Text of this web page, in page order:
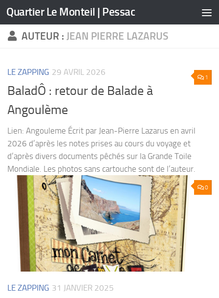
Skip to content
Quartier Le Monteil | Pessac
AUTEUR : JEAN PIERRE LAZARUS
1
LE ZAPPING 29 AVRIL 2026
BaladÔ : retour de Balade à
Angoulème
Lien: Angouleme Écrit par Jean-Pierre Lazarus en avril
2026 d’après les notes prises au cours du voyage et
d’après divers documents pêchés sur la Grande Toile
Mondiale. Les photos sans cartouche sont de l’auteur.
0
LE ZAPPING 31 JANVIER 2025